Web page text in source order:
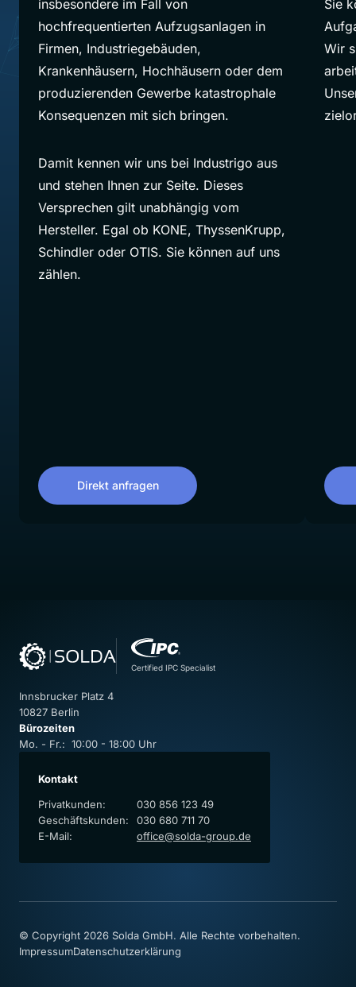
insbesondere im Fall von
hochfrequentierten Aufzugsanlagen in
Firmen, Industriegebäuden,
Krankenhäusern, Hochhäusern oder dem
produzierenden Gewerbe katastrophale
Konsequenzen mit sich bringen.
Damit kennen wir uns bei Industrigo aus
und stehen Ihnen zur Seite. Dieses
Versprechen gilt unabhängig vom
Hersteller. Egal ob KONE, ThyssenKrupp,
Schindler oder OTIS. Sie können auf uns
zählen.
Direkt anfragen
Sie
Wir
Certified IPC Specialist
Innsbrucker Platz 4
10827 Berlin
Bürozeiten
Mo. - Fr.: 10:00 - 18:00 Uhr
Kontakt
Privatkunden:
030 856 123 49
Geschäftskunden:
030 680 711 70
E-Mail:
office@solda-group.de
© Copyright 2026 Solda GmbH. Alle Rechte vorbehalten.
ImpressumDatenschutzerklärung